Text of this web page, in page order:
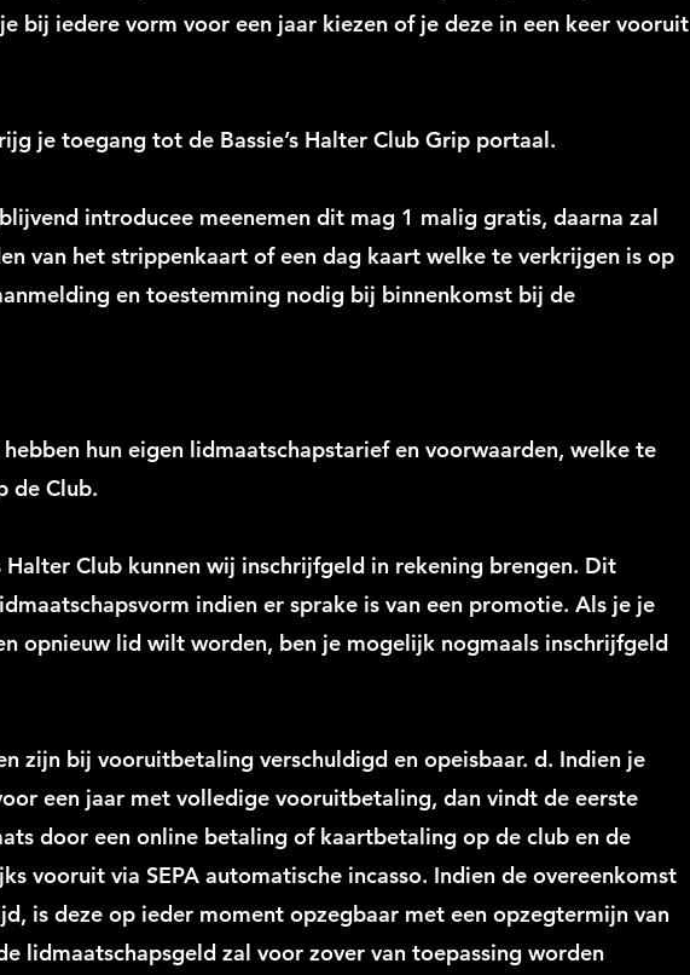
bij iedere vorm voor een jaar kiezen of je deze in een keer vooruit
je toegang tot de Bassie’s Halter Club Grip portaal.
introducee meenemen dit mag 1 malig gratis, daarna zal
van het strippenkaart of een dag kaart welke te verkrijgen is op
en toestemming nodig bij binnenkomst bij de
hun eigen lidmaatschapstarief en voorwaarden, welke te
de Club.
Halter Club kunnen wij inschrijfgeld in rekening brengen. Dit
indien er sprake is van een promotie. Als je je
opnieuw lid wilt worden, ben je mogelijk nogmaals inschrijfgeld
zijn bij vooruitbetaling verschuldigd en opeisbaar. d. Indien je
een jaar met volledige vooruitbetaling, dan vindt de eerste
door een online betaling of kaartbetaling op de club en de
vooruit via SEPA automatische incasso. Indien de overeenkomst
is deze op ieder moment opzegbaar met een opzegtermijn van
lidmaatschapsgeld zal voor zover van toepassing worden